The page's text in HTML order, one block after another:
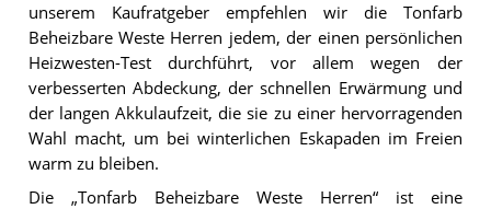
unserem Kaufratgeber empfehlen wir die Tonfarb
Beheizbare Weste Herren jedem, der einen persönlichen
Heizwesten-Test durchführt, vor allem wegen der
verbesserten Abdeckung, der schnellen Erwärmung und
der langen Akkulaufzeit, die sie zu einer hervorragenden
Wahl macht, um bei winterlichen Eskapaden im Freien
warm zu bleiben.
Die „Tonfarb Beheizbare Weste Herren“ ist eine